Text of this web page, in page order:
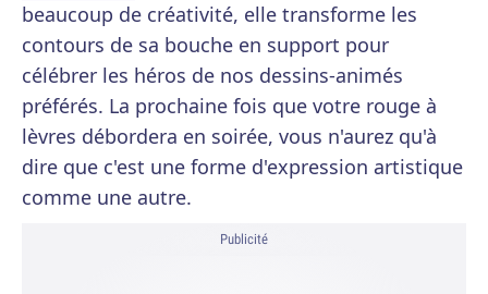
beaucoup de créativité, elle transforme les
contours de sa bouche en support pour
célébrer les héros de nos dessins-animés
préférés. La prochaine fois que votre rouge à
lèvres débordera en soirée, vous n'aurez qu'à
dire que c'est une forme d'expression artistique
comme une autre.
Publicité